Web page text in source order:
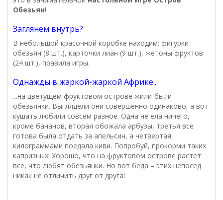
Обезьян!
Заглянем внутрь?
В небольшой красочной коробке находим: фигурки
обезьян (8 шт.), карточки лиан (9 шт.), жетоны фруктов
(24 шт.), правила игры.
Однажды в жаркой-жаркой Африке...
...на цветущем фруктовом острове жили-были
обезьянки. Выглядели они совершенно одинаково, а вот
кушать любили совсем разное. Одна не ела ничего,
кроме бананов, вторая обожала арбузы, третья все
готова была отдать за апельсин, а четвертая
килограммами поедала киви. Попробуй, прокорми таких
капризных! Хорошо, что на фруктовом острове растет
все, что любят обезьянки. Но вот беда – этих непосед
никак не отличить друг от друга!